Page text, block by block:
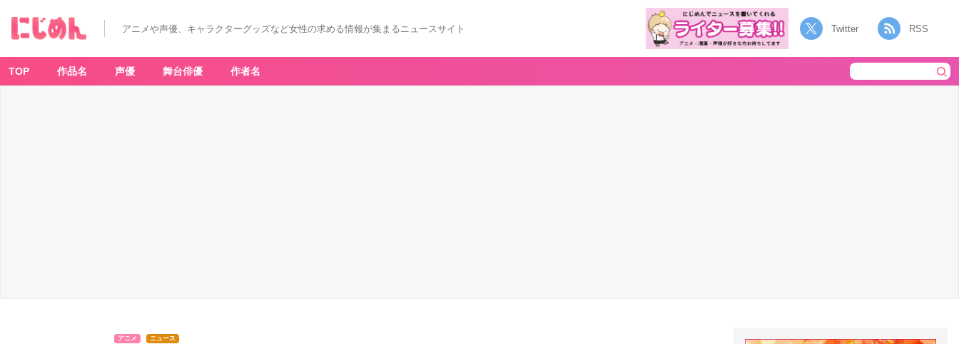
アニメや声優、キャラクターグッズなど女性の求める情報が集まるニュースサイト Twitter RSS
TOP 作品名 声優 舞台俳優 作者名
アニメ ニュース